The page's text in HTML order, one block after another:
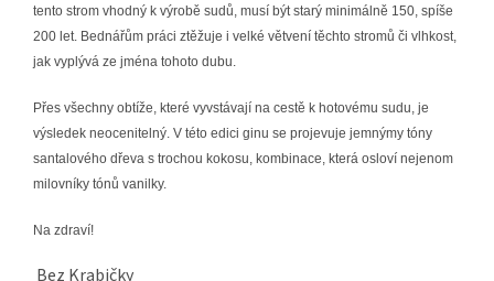
tento strom vhodný k výrobě sudů, musí být starý minimálně 150, spíše
200 let. Bednářům práci ztěžuje i velké větvení těchto stromů či vlhkost,
jak vyplývá ze jména tohoto dubu.
Přes všechny obtíže, které vyvstávají na cestě k hotovému sudu, je
výsledek neocenitelný. V této edici ginu se projevuje jemnýmy tóny
santalového dřeva s trochou kokosu, kombinace, která osloví nejenom
milovníky tónů vanilky.
Na zdraví!
Bez Krabičky